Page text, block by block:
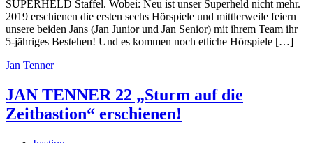
SUPERHELD Staffel. Wobei: Neu ist unser Superheld nicht mehr.
2019 erschienen die ersten sechs Hörspiele und mittlerweile feiern
unsere beiden Jans (Jan Junior und Jan Senior) mit ihrem Team ihr
5-jähriges Bestehen! Und es kommen noch etliche Hörspiele […]
Jan Tenner
JAN TENNER 22 „Sturm auf die
Zeitbastion“ erschienen!